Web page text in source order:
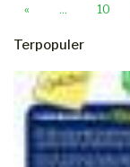
« ... 10
Terpopuler